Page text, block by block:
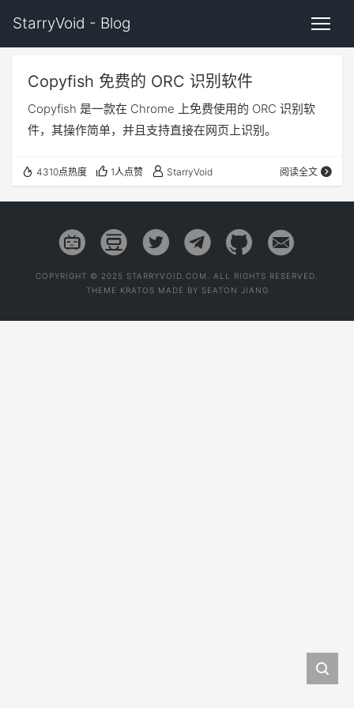
StarryVoid - Blog
Copyfish 免费的 ORC 识别软件
Copyfish 是一款在 Chrome 上免费使用的 ORC 识别软
件，其操作简单，并且支持直接在网页上识别。
4310点热度 1人点赞 StarryVoid 阅读全文
COPYRIGHT © 2025 STARRYVOID.COM. ALL RIGHTS RESERVED.
THEME KRATOS MADE BY SEATON JIANG